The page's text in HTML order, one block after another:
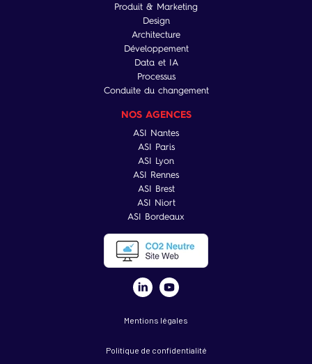
Produit & Marketing
Design
Architecture
Développement
Data et IA
Processus
Conduite du changement
NOS AGENCES
ASI Nantes
ASI Paris
ASI Lyon
ASI Rennes
ASI Brest
ASI Niort
ASI Bordeaux
Mentions légales
Politique de confidentialité